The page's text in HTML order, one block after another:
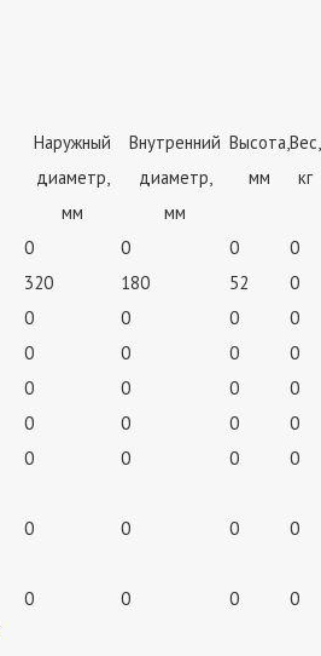
Наружный
диаметр,
мм
Внутренний
диаметр,
мм
Высота,
мм
Вес,
кг
0 0 0
0
320 180 52
0
0 0 0
0
0 0 0
0
0 0 0
0
0 0 0
0
0 0 0 0
0 0 0 0
0 0 0 0